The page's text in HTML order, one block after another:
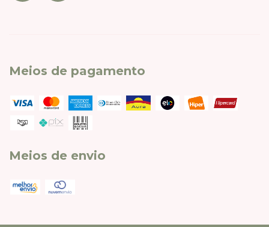
Meios de pagamento
Meios de envio